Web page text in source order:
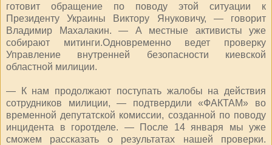
готовит обращение по поводу этой ситуации к
Президенту Украины Виктору Януковичу, — говорит
Владимир Махалакин. — А местные активисты уже
собирают митинги.Одновременно ведет проверку
Управление внутренней безопасности киевской
областной милиции.
— К нам продолжают поступать жалобы на действия
сотрудников милиции, — подтвердили «ФАКТАМ» во
временной депутатской комиссии, созданной по поводу
инцидента в горотделе. — После 14 января мы уже
сможем рассказать о результатах нашей проверки.